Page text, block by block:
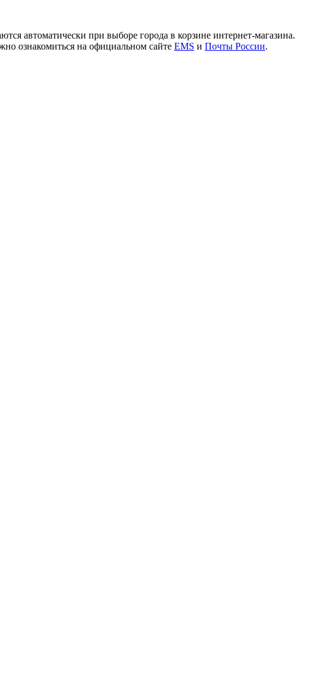
автоматически при выборе города в корзине интернет-магазина.
ознакомиться на официальном сайте EMS и Почты России.